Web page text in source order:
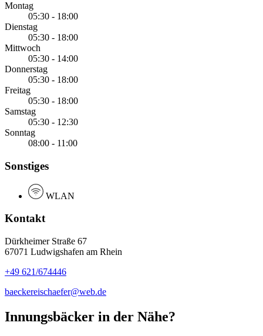
Montag
05:30 - 18:00
Dienstag
05:30 - 18:00
Mittwoch
05:30 - 14:00
Donnerstag
05:30 - 18:00
Freitag
05:30 - 18:00
Samstag
05:30 - 12:30
Sonntag
08:00 - 11:00
Sonstiges
WLAN
Kontakt
Dürkheimer Straße 67
67071 Ludwigshafen am Rhein
+49 621/674446
baeckereischaefer@web.de
Innungsbäcker in der Nähe?